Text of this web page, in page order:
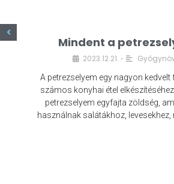
Mindent a
2023.12.21. •
A petrezselyem egy nagyon kedvelt
számos konyhai étel
petrezselyem egyfajta zöldség,
használnak salátákhoz, levesekhez,